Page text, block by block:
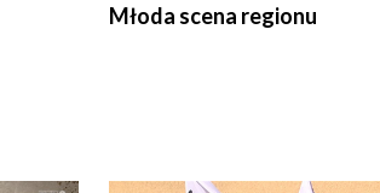
Młoda scena regionu